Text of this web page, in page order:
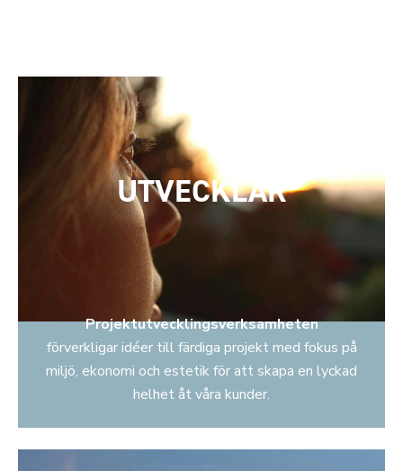
UTVECKLAR
Projektutvecklingsverksamheten
förverkligar idéer till färdiga projekt med fokus på
miljö, ekonomi och estetik för att skapa en lyckad
helhet åt våra kunder.